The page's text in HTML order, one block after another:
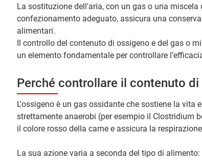
La sostituzione dell'aria, con un gas o una
confezionamento adeguato, assicura una
alimentari.
Il controllo del contenuto di ossigeno e del gas o
un elemento fondamentale per controllare
Perché controllare il contenuto
L'ossigeno è un gas ossidante che sostiene la vita
strettamente anaerobi (per esempio il Clostridium
il colore rosso della carne e assicura la
La sua azione varia a seconda del tipo di alimento: